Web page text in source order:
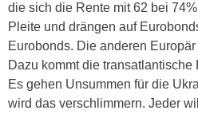
die sich die Rente mit 62 bei
Pleite und drängen auf
Eurobonds. Die anderen
Dazu kommt die
Es gehen Unsummen für die
wird das verschlimmern. Jeder